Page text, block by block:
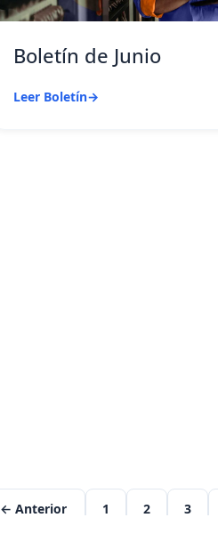
Boletín de Junio
Leer Boletín→
← Anterior 1 2 3